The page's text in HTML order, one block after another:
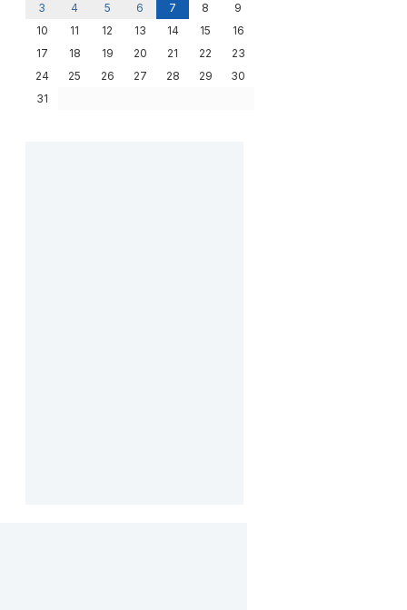
3
4 5 6 7 8
9
10
11 12 13 14 15
16
17
18 19 20 21 22
23
24
25 26 27 28 29
30
31